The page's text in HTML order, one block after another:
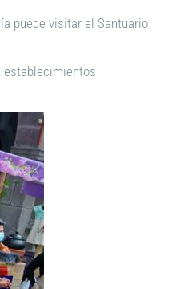
puede visitar el Santuario
establecimientos